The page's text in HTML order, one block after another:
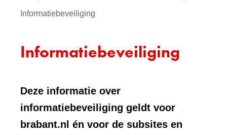
Informatiebeveiliging
Informatiebeveiliging
Deze informatie over
informatiebeveiliging geldt voor
brabant.nl én voor de subsites en